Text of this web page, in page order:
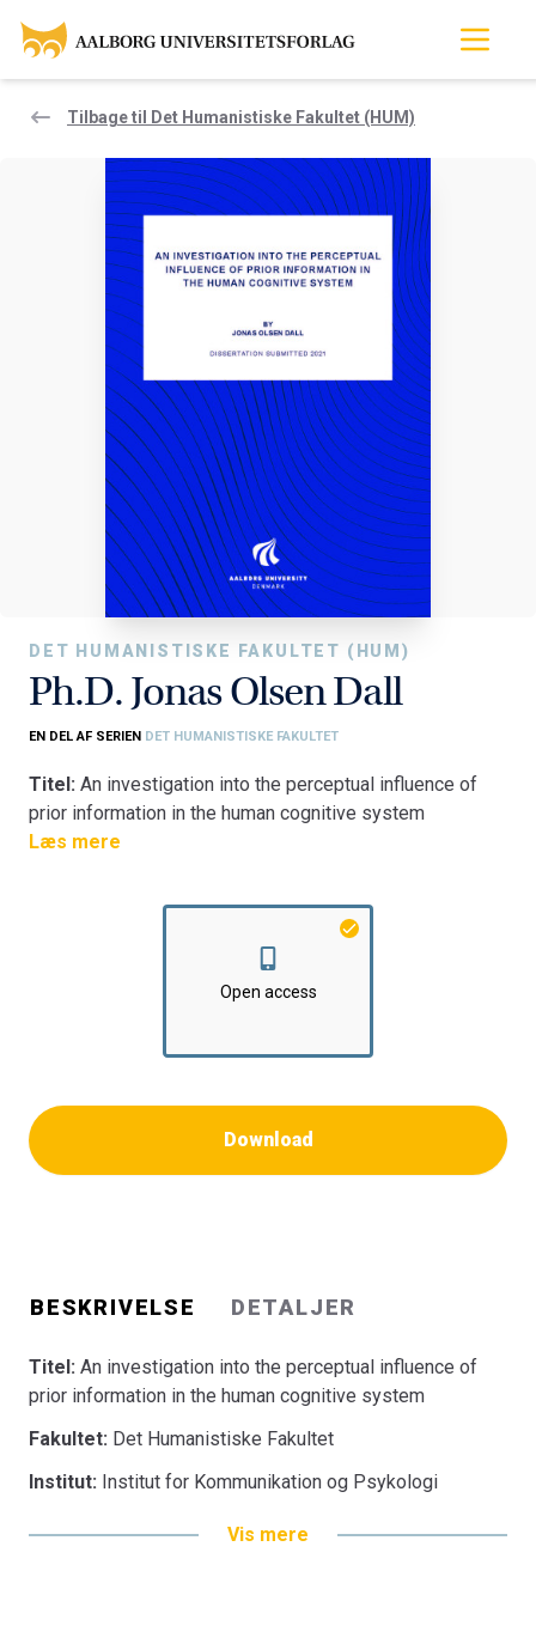
Tilbage til Det Humanistiske Fakultet (HUM)
DET HUMANISTISKE FAKULTET (HUM)
Ph.D. Jonas Olsen Dall
EN DEL AF SERIEN DET HUMANISTISKE FAKULTET
Titel: An investigation into the perceptual influence of
prior information in the human cognitive system
Fakultet:Det Humanistiske Fakultet
Læs mere
Open access
Download
BESKRIVELSE DETALJER
Titel: An investigation into the perceptual influence of
prior information in the human cognitive system
Fakultet: Det Humanistiske Fakultet
Institut: Institut for Kommunikation og Psykologi
Vis mere